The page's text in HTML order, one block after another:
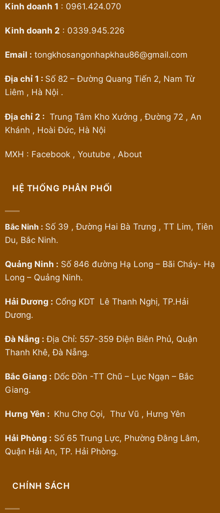
Kinh doanh 1 : 0961.424.070
Kinh doanh 2 : 0339.945.226
Email : tongkhosangonhapkhau86@gmail.com
Địa chỉ 1 : Số 82 – Đường Quang Tiến 2, Nam Từ
Liêm , Hà Nội .
Địa chỉ 2 : Trung Tâm Kho Xưởng , Đường 72 , An
Khánh , Hoài Đức, Hà Nội
MXH : Facebook , Youtube , About
HỆ THỐNG PHÂN PHỐI
Bắc Ninh : Số 39 , Đường Hai Bà Trưng , TT Lim, Tiên
Du, Bắc Ninh.
Quảng Ninh : Số 846 đường Hạ Long – Bãi Cháy- Hạ
Long – Quảng Ninh.
Hải Dương : Cổng KDT Lê Thanh Nghị, TP.Hải
Dương.
Đà Nẵng : Địa Chỉ: 557-359 Điện Biên Phủ, Quận
Thanh Khê, Đà Nẵng.
Bắc Giang : Dốc Đồn -TT Chũ – Lục Ngạn – Bắc
Giang.
Hưng Yên : Khu Chợ Cọi, Thư Vũ , Hưng Yên
Hải Phòng : Số 65 Trung Lực, Phường Đằng Lâm,
Quận Hải An, TP. Hải Phòng.
CHÍNH SÁCH